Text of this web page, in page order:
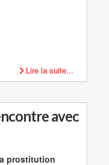
Lire la suite...
avec
prostitution